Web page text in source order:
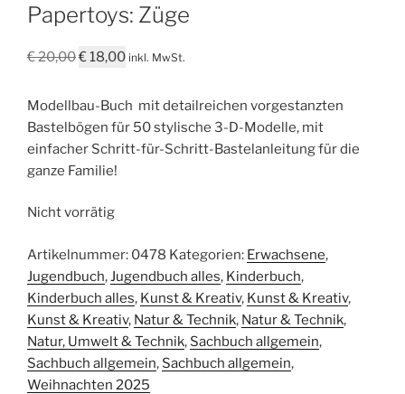
Papertoys: Züge
€20,00Ursprünglicher
war:
€ 20,00
€ 18,00Aktueller
ist:
€ 18,00.
inkl. MwSt.
Modellbau-Buch mit detailreichen vorgestanzten
Bastelbögen für 50 stylische 3-D-Modelle, mit
einfacher Schritt-für-Schritt-Bastelanleitung für die
ganze Familie!
Nicht vorrätig
Artikelnummer: 0478 Kategorien: Erwachsene,
Jugendbuch,Jugendbuch alles, Kinderbuch,
Kinderbuch alles, Kunst & Kreativ, Kunst & Kreativ,
Kunst & Kreativ, Natur & Technik, Natur & Technik,
Natur, Umwelt & Technik, Sachbuch allgemein,
Sachbuch allgemein, Sachbuch allgemein,
Weihnachten 2025